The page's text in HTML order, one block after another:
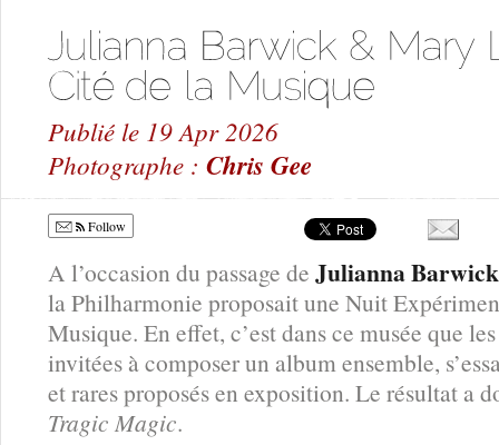
Publié le 19 Apr 2026
Photographe : Chris Gee
Follow
A l’occasion du passage de Julianna Barwick
la Philharmonie proposait une Nuit
Musique. En effet, c’est dans ce musée que
invitées à composer un album ensemble,
et rares proposés en exposition. Le résultat a
Tragic Magic.